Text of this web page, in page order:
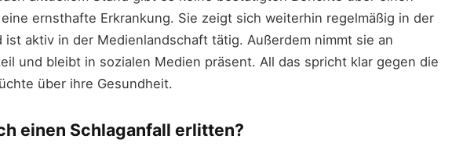
ernsthafte Erkrankung. Sie zeigt sich weiterhin regelmäßig in der
aktiv in der Medienlandschaft tätig. Außerdem nimmt sie an
und bleibt in sozialen Medien präsent. All das spricht klar gegen die
über ihre Gesundheit.
einen Schlaganfall erlitten?